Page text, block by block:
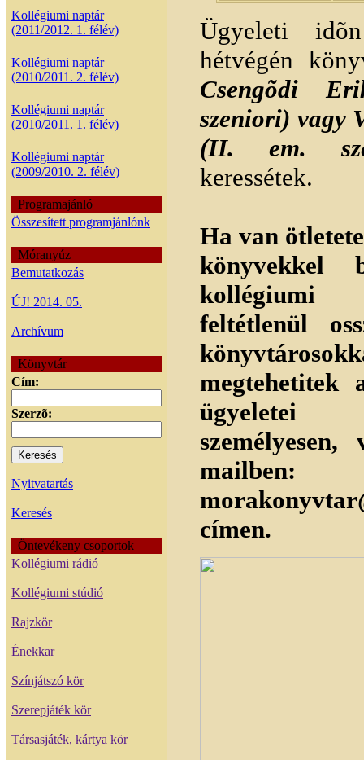
Kollégiumi naptár
(2011/2012. 1. félév)
Kollégiumi naptár
(2010/2011. 2. félév)
Kollégiumi naptár
(2010/2011. 1. félév)
Kollégiumi naptár
(2009/2010. 2. félév)
Programajánló
Összesített programjánlónk
Móranyúz
Bemutatkozás
ÚJ! 2014. 05.
Archívum
Könyvtár
Cím:
Szerzõ:
Nyitvatartás
Keresés
Öntevékeny csoportok
Kollégiumi rádió
Kollégiumi stúdió
Rajzkör
Énekkar
Színjátszó kör
Szerepjáték kör
Társasjáték, kártya kör
Ügyeleti
hétvégén
Csengõdi
szeniori) vagy
(II. em.
keressétek.
Ha van
könyvekkel
kollégiumi
feltétlenül
megtehetitek
címen.